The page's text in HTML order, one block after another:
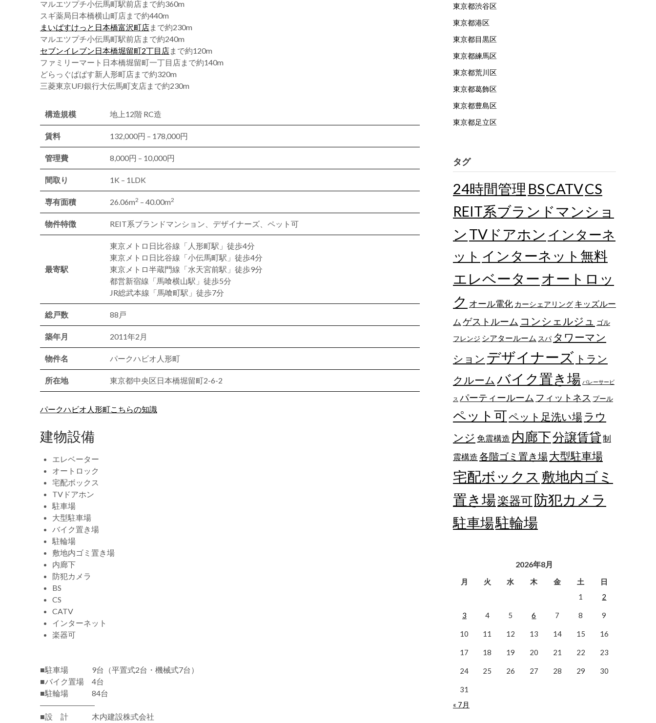
マルエツプチ小伝馬町駅前店まで約360m
スギ薬局日本橋横山町店まで約440m
まいばすけっと日本橋富沢町店まで約230m
マルエツプチ小伝馬町駅前店まで約240m
セブンイレブン日本橋堀留町2丁目店まで約120m
ファミリーマート日本橋堀留町一丁目店まで約140m
どらっぐぱぱす新人形町店まで約320m
三菱東京UFJ銀行大伝馬町支店まで約230m
構造規模 地上12階 RC造
賃料 132,000円 – 178,000円
管理費 8,000円 – 10,000円
間取り 1K – 1LDK
専有面積 26.06m2 – 40.00m2
物件特徴 REIT系ブランドマンション、デザイナーズ、ペット可
最寄駅
東京メトロ日比谷線「人形町駅」徒歩4分
東京メトロ日比谷線「小伝馬町駅」徒歩4分
東京メトロ半蔵門線「水天宮前駅」徒歩9分
都営新宿線「馬喰横山駅」徒歩5分
JR総武本線「馬喰町駅」徒歩7分
総戸数 88戸
築年月 2011年2月
物件名 パークハビオ人形町
所在地 東京都中央区日本橋堀留町2-6-2
パークハビオ人形町こちらの知識
建物設備
エレベーター
オートロック
宅配ボックス
TVドアホン
駐車場
大型駐車場
バイク置き場
駐輪場
敷地内ゴミ置き場
内廊下
防犯カメラ
BS
CS
CATV
インターネット
楽器可
■駐車場 9台（平置式2台・機械式7台）
■バイク置場 4台
■駐輪場 84台
―――――――
■設 計 木内建設株式会社
東京都渋谷区
東京都港区
東京都目黒区
東京都練馬区
東京都荒川区
東京都葛飾区
東京都豊島区
東京都足立区
タグ
24時間管理 BSCATVCS
REIT系ブランドマンショ
ン TVドアホン インターネ
ット インターネット無料
エレベーター オートロッ
ク オール電化 カーシェアリング キッズルー
ム ゲストルーム コンシェルジュ
ゴル
フレンジ シアタールーム スパ タワーマン
ション デザイナーズ トラン
クルーム バイク置き場 バレーサービ
ス パーティールーム フィットネス プール
ペット可ペット足洗い場 ラウ
ンジ 免震構造 内廊下分譲賃貸制
震構造各階ゴミ置き場大型駐車場
宅配ボックス 敷地内ゴミ
置き場楽器可防犯カメラ
駐車場駐輪場
2026年8月
月 火 水 木 金 土
日
1
2
3 4 5 6 7 8 9
10 11 12 13 14 15 16
17 18 19 20 21 22 23
24 25 26 27 28 29 30
31
« 7月